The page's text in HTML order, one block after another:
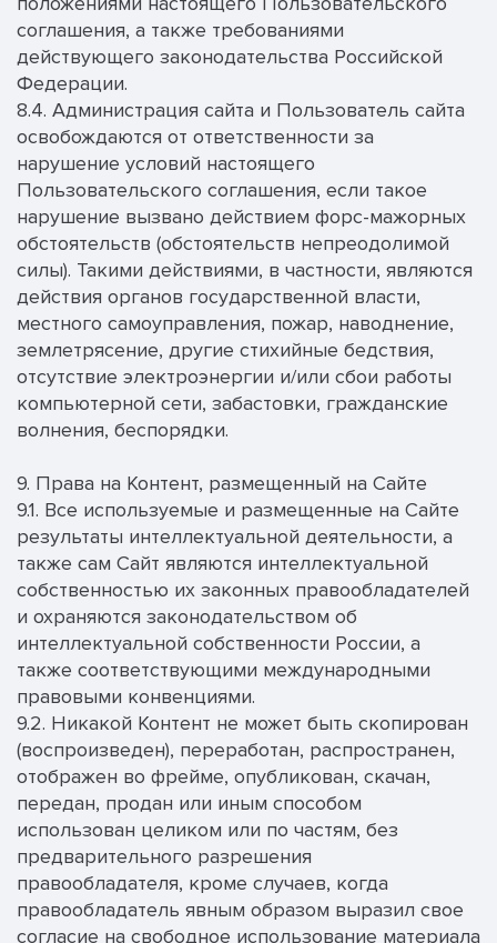
соглашения, а также требованиями
действующего законодательства Российской
Федерации.
8.4. Администрация сайта и Пользователь сайта
освобождаются от ответственности за
нарушение условий настоящего
Пользовательского соглашения, если такое
нарушение вызвано действием форс-мажорных
обстоятельств (обстоятельств непреодолимой
силы). Такими действиями, в частности, являются
действия органов государственной власти,
местного самоуправления, пожар, наводнение,
землетрясение, другие стихийные бедствия,
отсутствие электроэнергии и/или сбои работы
компьютерной сети, забастовки, гражданские
волнения, беспорядки.
9. Права на Контент, размещенный на Сайте
9.1. Все используемые и размещенные на Сайте
результаты интеллектуальной деятельности, а
также сам Сайт являются интеллектуальной
собственностью их законных правообладателей
и охраняются законодательством об
интеллектуальной собственности России, а
также соответствующими международными
правовыми конвенциями.
9.2. Никакой Контент не может быть скопирован
(воспроизведен), переработан, распространен,
отображен во фрейме, опубликован, скачан,
передан, продан или иным способом
использован целиком или по частям, без
предварительного разрешения
правообладателя, кроме случаев, когда
правообладатель явным образом выразил свое
согласие на свободное использование материала